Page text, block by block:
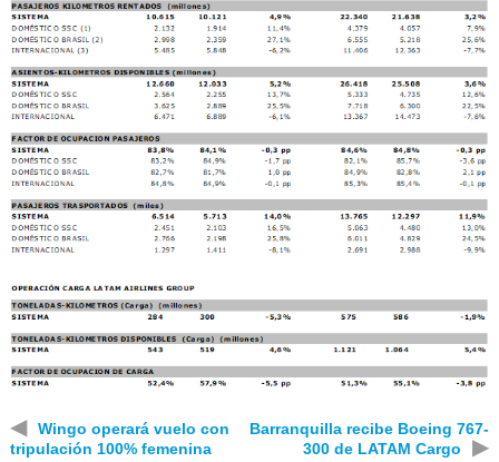
◀
Wingo operará vuelo con
tripulación 100% femenina
Barranquilla recibe Boeing 767-
300 de LATAM Cargo
▶